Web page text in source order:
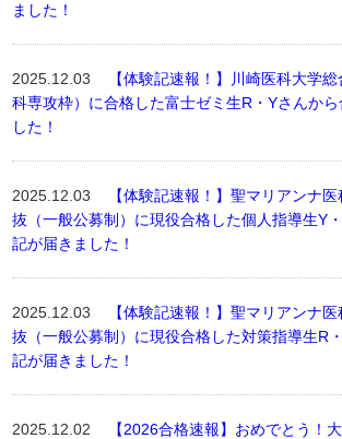
ました！
2025.12.03
【体験記速報！】川崎医科大学
科専攻枠）に合格した富士ゼミ生R・Yさんか
した！
2025.12.03
【体験記速報！】聖マリアンナ
抜（一般公募制）に現役合格した個人指導生Y
記が届きました！
2025.12.03
【体験記速報！】聖マリアンナ
抜（一般公募制）に現役合格した対策指導生R
記が届きました！
2025.12.02
【2026合格速報】おめでとう！